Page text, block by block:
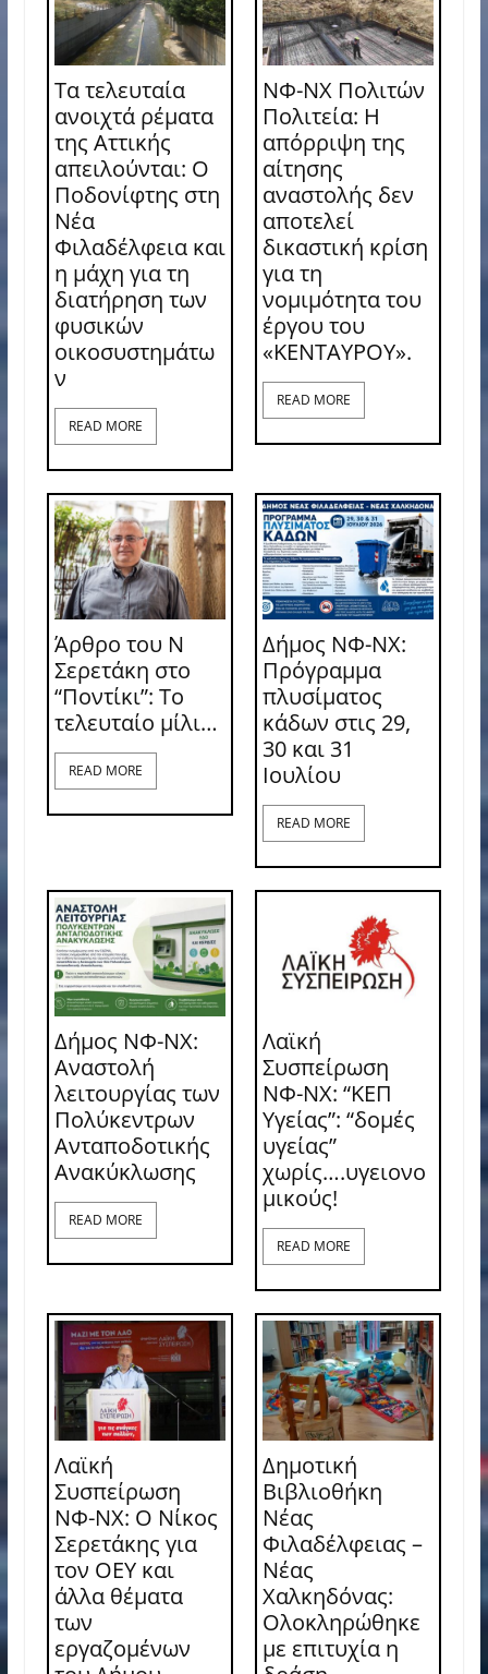
Τα τελευταία
ανοιχτά ρέματα
της Αττικής
απειλούνται: Ο
Ποδονίφτης στη
Νέα
Φιλαδέλφεια και
η μάχη για τη
διατήρηση των
φυσικών
οικοσυστημάτω
ν
READ MORE
ΝΦ-ΝΧ Πολιτών
Πολιτεία: Η
απόρριψη της
αίτησης
αναστολής δεν
αποτελεί
δικαστική κρίση
για τη
νομιμότητα του
έργου του
«ΚΕΝΤΑΥΡΟΥ».
READ MORE
Άρθρο του Ν
Σερετάκη στο
“Ποντίκι”: Το
τελευταίο μίλι…
READ MORE
Δήμος ΝΦ-ΝΧ:
Πρόγραμμα
πλυσίματος
κάδων στις 29,
30 και 31
Ιουλίου
READ MORE
Δήμος ΝΦ-ΝΧ:
Αναστολή
λειτουργίας των
Πολύκεντρων
Ανταποδοτικής
Ανακύκλωσης
READ MORE
Λαϊκή
Συσπείρωση
ΝΦ-ΝΧ: “ΚΕΠ
Υγείας”: “δομές
υγείας”
χωρίς….υγειονο
μικούς!
READ MORE
Λαϊκή
Συσπείρωση
ΝΦ-ΝΧ: O Νίκος
Σερετάκης για
τον ΟΕΥ και
άλλα θέματα
των
εργαζομένων
Δημοτική
Βιβλιοθήκη
Νέας
Φιλαδέλφειας –
Νέας
Χαλκηδόνας:
Ολοκληρώθηκε
με επιτυχία η